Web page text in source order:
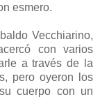
esmero.
Vecchiarino,
con varios
a través de la
pero oyeron los
cuerpo con un